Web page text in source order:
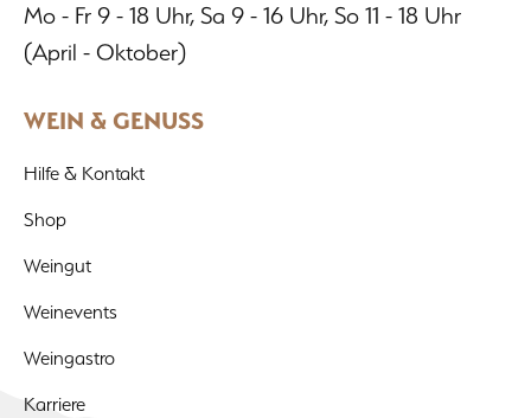
Mo - Fr 9 - 18 Uhr, Sa 9 - 16 Uhr, So 11 - 18 Uhr
(April - Oktober)
WEIN & GENUSS
Hilfe & Kontakt
Shop
Weingut
Weinevents
Weingastro
Karriere